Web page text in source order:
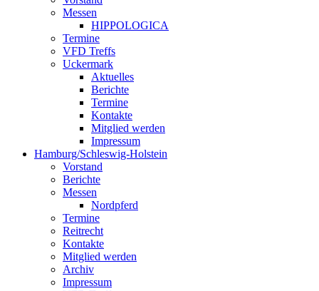
Messen
HIPPOLOGICA
Termine
VFD Treffs
Uckermark
Aktuelles
Berichte
Termine
Kontakte
Mitglied werden
Impressum
Hamburg/Schleswig-Holstein
Vorstand
Berichte
Messen
Nordpferd
Termine
Reitrecht
Kontakte
Mitglied werden
Archiv
Impressum